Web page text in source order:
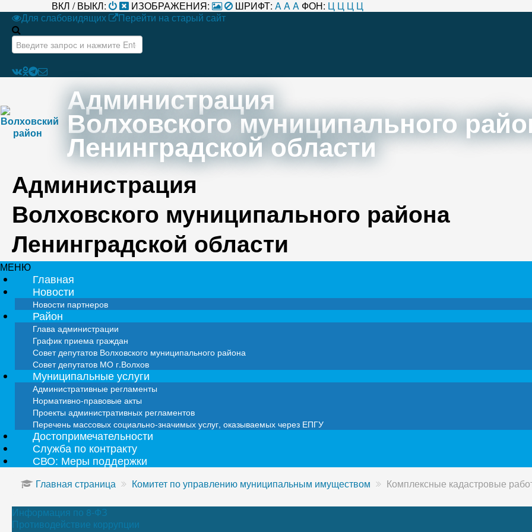
ВКЛ / ВЫКЛ: ИЗОБРАЖЕНИЯ: ШРИФТ: AAA ФОН: Ц Ц Ц Ц
Для слабовидящих
Перейти на старый сайт
Искать...
Администрация
Волховского муниципального
Ленинградской области
Администрация
Волховского муниципального района
Ленинградской области
МЕНЮ
Главная
Новости
Новости партнеров
Район
Глава администрации
График приема граждан
Совет депутатов Волховского муниципального района
Совет депутатов МО г.Волхов
Муниципальные услуги
Административные регламенты
Нормативно-правовые акты
Проекты административных регламентов
Перечень массовых социально-значимых услуг, оказываемых через ЕПГУ
Достопримечательности
Служба по контракту
СВО: Меры поддержки
Главная страница Комитет по управлению муниципальным имуществом Комплексные кадастровые
Информация по 8-ФЗ
Противодействие коррупции